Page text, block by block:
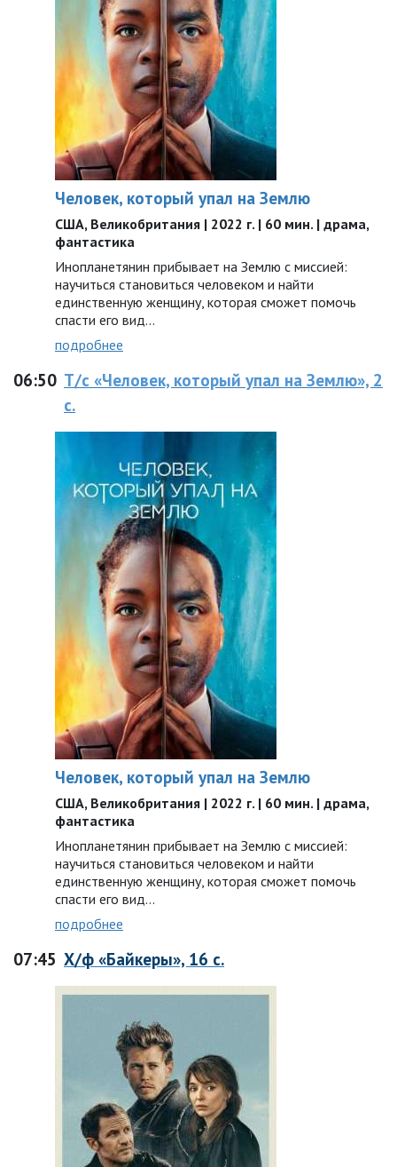
Человек, который упал на Землю
США, Великобритания | 2022 г. | 60 мин. | драма,
фантастика
Инопланетянин прибывает на Землю с миссией:
научиться становиться человеком и найти
единственную женщину, которая сможет помочь
спасти его вид...
подробнее
06:50 Т/с «Человек, который упал на Землю», 2
с.
Человек, который упал на Землю
США, Великобритания | 2022 г. | 60 мин. | драма,
фантастика
Инопланетянин прибывает на Землю с миссией:
научиться становиться человеком и найти
единственную женщину, которая сможет помочь
спасти его вид...
подробнее
07:45 Х/ф «Байкеры», 16 с.